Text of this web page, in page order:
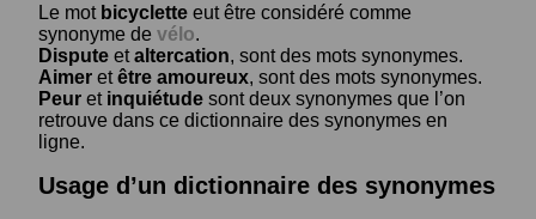
Le mot bicyclette eut être considéré comme
synonyme de vélo.
Dispute etaltercation, sont des mots synonymes.
Aimer etêtre amoureux, sont des mots synonymes.
Peur et inquiétude sont deux synonymes que l’on
retrouve dans ce dictionnaire des synonymes en
ligne.
Usage d’un dictionnaire des synonymes